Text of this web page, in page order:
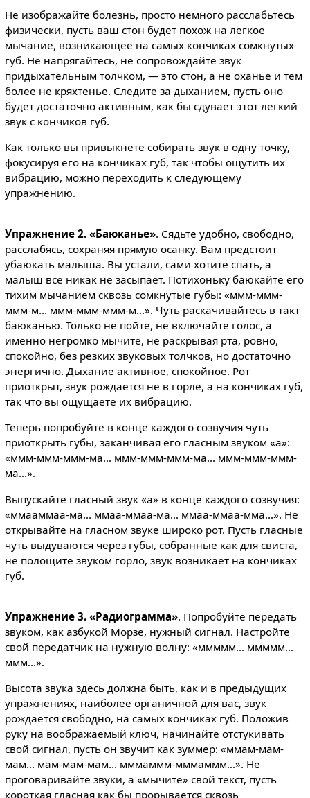
Не изображайте болезнь, просто немного расслабьтесь
физически, пусть ваш стон будет похож на легкое
мычание, возникающее на самых кончиках сомкнутых
губ. Не напрягайтесь, не сопровождайте звук
придыхательным толчком, — это стон, а не оханье и тем
более не кряхтенье. Следите за дыханием, пусть оно
будет достаточно активным, как бы сдувает этот легкий
звук с кончиков губ.
Как только вы привыкнете собирать звук в одну точку,
фокусируя его на кончиках губ, так чтобы ощутить их
вибрацию, можно переходить к следующему
упражнению.
Упражнение 2. «Баюканье». Сядьте удобно, свободно,
расслабясь, сохраняя прямую осанку. Вам предстоит
убаюкать малыша. Вы устали, сами хотите спать, а
малыш все никак не засыпает. Потихоньку баюкайте его
тихим мычанием сквозь сомкнутые губы: «ммм-ммм-
ммм-м... ммм-ммм-ммм-м...». Чуть раскачивайтесь в такт
баюканью. Только не пойте, не включайте голос, а
именно негромко мычите, не раскрывая рта, ровно,
спокойно, без резких звуковых толчков, но достаточно
энергично. Дыхание активное, спокойное. Рот
приоткрыт, звук рождается не в горле, а на кончиках губ,
так что вы ощущаете их вибрацию.
Теперь попробуйте в конце каждого созвучия чуть
приоткрыть губы, заканчивая его гласным звуком «а»:
«ммм-ммм-ммм-ма... ммм-ммм-ммм-ма... ммм-ммм-ммм-
ма...».
Выпускайте гласный звук «а» в конце каждого созвучия:
«ммааммаа-ма... ммаа-ммаа-ма... ммаа-ммаа-мма...». Не
открывайте на гласном звуке широко рот. Пусть гласные
чуть выдуваются через губы, собранные как для свиста,
не полощите звуком горло, звук возникает на кончиках
губ.
Упражнение 3. «Радиограмма». Попробуйте передать
звуком, как азбукой Морзе, нужный сигнал. Настройте
свой передатчик на нужную волну: «ммммм... ммммм...
ммм...».
Высота звука здесь должна быть, как и в предыдущих
упражнениях, наиболее органичной для вас, звук
рождается свободно, на самых кончиках губ. Положив
руку на воображаемый ключ, начинайте отстукивать
свой сигнал, пусть он звучит как зуммер: «ммам-мам-
мам... мам-мам-мам... мммаммм-мммаммм...». Не
проговаривайте звуки, а «мычите» свой текст, пусть
короткая гласная как бы прорывается сквозь